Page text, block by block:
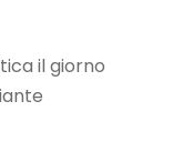
il giorno